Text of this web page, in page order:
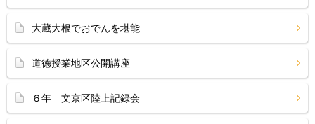
大蔵大根でおでんを堪能
道徳授業地区公開講座
６年 文京区陸上記録会